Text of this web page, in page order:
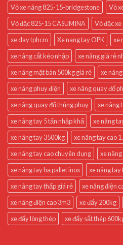
Vỏ xe nâng 825-15-bridgestone
Vỏ
Vỏ đặc 825-15 CASUMINA
Vỏ đặc
xe day tphcm
Xe nang tay OPK
xe
xe nâng cắt kéo nhập
xe nâng giá rẻ
xe nâng mặt bàn 500kg giá rẻ
xe
xe nâng phuy điện
xe nâng quay đổ
xe nâng quay đổ thùng phuy
xe nâng
xe nâng tay 5 tấn nhập khẩ
xe nâng
xe nâng tay 3500kg
xe nâng tay cao
xe nâng tay cao chuyên dụng
xe
xe nâng tay hạ pallet inox
xe nâng tay
xe nâng tay thấp giá rẻ
xe nâng điện
xe nâng điện cao 3m3
xe đẩy 200kg
xe đẩy lòng thép
xe đẩy sắt thép